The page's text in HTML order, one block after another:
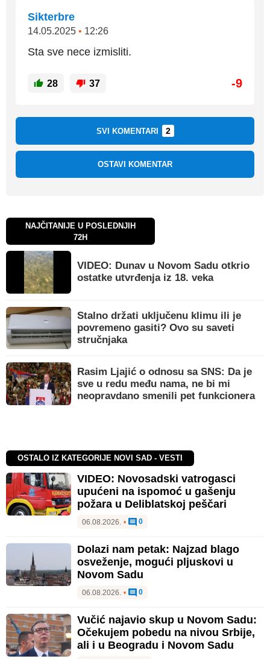
Sikterbre
14.05.2025 • 12:26
Sta sve nece izmisliti.
28 37 -9
SVI KOMENTARI 2
OSTAVI KOMENTAR
NAJČITANIJE U POSLEDNJIH
72H
VIDEO: Dunav u Novom Sadu otkrio
ostatke utvrđenja iz 18. veka
Stalno držati uključenu klimu ili je
povremeno gasiti? Ovo su saveti
stručnjaka
Rasim Ljajić o odnosu sa SNS: Da je
sve u redu među nama, ne bi mi
neopravdano smenili pet funkcionera
OSTALO IZ KATEGORIJE NOVI SAD - VESTI
VIDEO: Novosadski vatrogasci
upućeni na ispomoć u gašenju
požara u Deliblatskoj peščari
06.08.2026. • 0
Dolazi nam petak: Najzad blago
osveženje, mogući pljuskovi u
Novom Sadu
06.08.2026. • 0
Vučić najavio skup u Novom Sadu:
Očekujem pobedu na nivou Srbije,
ali i u Beogradu i Novom Sadu